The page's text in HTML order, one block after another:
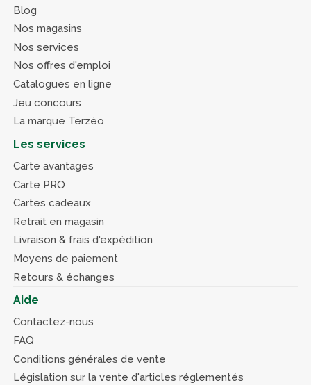
Blog
Nos magasins
Nos services
Nos offres d'emploi
Catalogues en ligne
Jeu concours
La marque Terzéo
Les services
Carte avantages
Carte PRO
Cartes cadeaux
Retrait en magasin
Livraison & frais d'expédition
Moyens de paiement
Retours & échanges
Aide
Contactez-nous
FAQ
Conditions générales de vente
Législation sur la vente d'articles réglementés